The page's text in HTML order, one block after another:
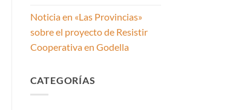
Noticia en «Las Provincias»
sobre el proyecto de Resistir
Cooperativa en Godella
CATEGORÍAS